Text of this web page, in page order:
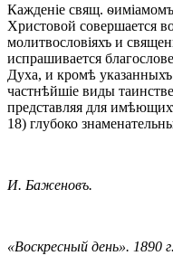
Кажденіе свящ.
Христовой совершается
молитвословіяхъ и
испрашивается
Духа, и кромѣ
частнѣйшіе виды
представляя для
18) глубоко
И. Баженовъ.
«Воскресный день». 1890